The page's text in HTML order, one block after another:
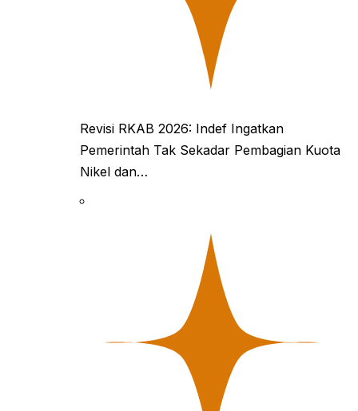
Revisi RKAB 2026: Indef Ingatkan
Pemerintah Tak Sekadar Pembagian Kuota
Nikel dan…